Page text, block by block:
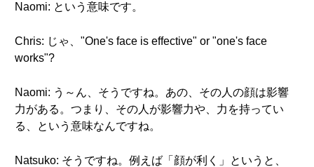
Naomi: という意味です。
Chris: じゃ、"One's face is effective" or "one's face
works"?
Naomi: う～ん、そうですね。あの、その人の顔は影響
力がある。つまり、その人が影響力や、力を持ってい
る、という意味なんですね。
Natsuko: そうですね。例えば「顔が利く」というと、